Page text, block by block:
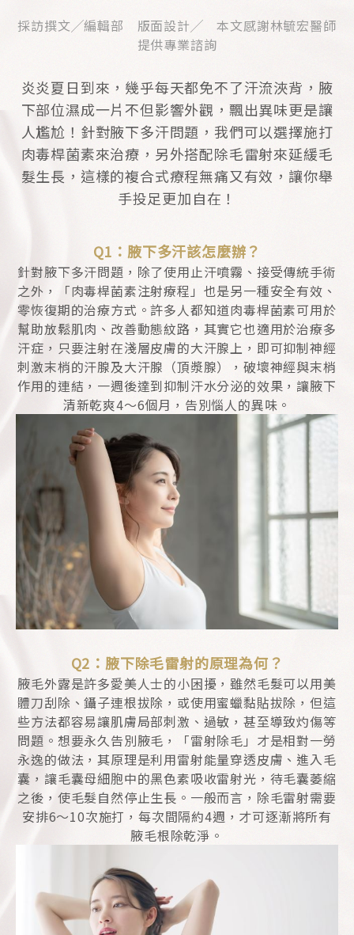
採訪撰文╱編輯部 版面設計╱ 本文感謝林毓宏醫師
提供專業諮詢
炎炎夏日到來，幾乎每天都免不了汗流浹背，腋
下部位濕成一片不但影響外觀，飄出異味更是讓
人尷尬！針對腋下多汗問題，我們可以選擇施打
肉毒桿菌素來治療，另外搭配除毛雷射來延緩毛
髮生長，這樣的複合式療程無痛又有效，讓你舉
手投足更加自在！
Q1：腋下多汗該怎麼辦？
針對腋下多汗問題，除了使用止汗噴霧、接受傳統手術
之外，「肉毒桿菌素注射療程」也是另一種安全有效、
零恢復期的治療方式。許多人都知道肉毒桿菌素可用於
幫助放鬆肌肉、改善動態紋路，其實它也適用於治療多
汗症，只要注射在淺層皮膚的大汗腺上，即可抑制神經
刺激末梢的汗腺及大汗腺（頂漿腺），破壞神經與末梢
作用的連結，一週後達到抑制汗水分泌的效果，讓腋下
清新乾爽4～6個月，告別惱人的異味。
Q2：腋下除毛雷射的原理為何？
腋毛外露是許多愛美人士的小困擾，雖然毛髮可以用美
體刀刮除、鑷子連根拔除，或使用蜜蠟黏貼拔除，但這
些方法都容易讓肌膚局部刺激、過敏，甚至導致灼傷等
問題。想要永久告別腋毛，「雷射除毛」才是相對一勞
永逸的做法，其原理是利用雷射能量穿透皮膚、進入毛
囊，讓毛囊母細胞中的黑色素吸收雷射光，待毛囊萎縮
之後，使毛髮自然停止生長。一般而言，除毛雷射需要
安排6～10次施打，每次間隔約4週，才可逐漸將所有
腋毛根除乾淨。